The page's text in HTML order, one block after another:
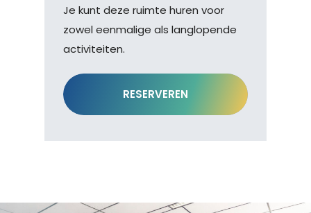
Je kunt deze ruimte huren voor
zowel eenmalige als langlopende
activiteiten.
RESERVEREN